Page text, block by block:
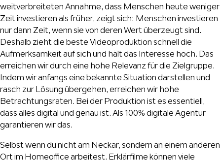
weitverbreiteten Annahme, dass Menschen heute weniger
Zeit investieren als früher, zeigt sich: Menschen investieren
nur dann Zeit, wenn sie von deren Wert überzeugt sind.
Deshalb zieht die beste Videoproduktion schnell die
Aufmerksamkeit auf sich und hält das Interesse hoch. Das
erreichen wir durch eine hohe Relevanz für die Zielgruppe.
Indem wir anfangs eine bekannte Situation darstellen und
rasch zur Lösung übergehen, erreichen wir hohe
Betrachtungsraten. Bei der Produktion ist es essentiell,
dass alles digital und genau ist. Als 100% digitale Agentur
garantieren wir das.
Selbst wenn du nicht am Neckar, sondern an einem anderen
Ort im Homeoffice arbeitest. Erklärfilme können viele